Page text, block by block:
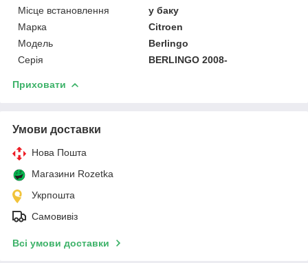
Місце встановлення
у баку
Марка
Citroen
Модель
Berlingo
Серія
BERLINGO 2008-
Приховати
Умови доставки
Нова Пошта
Магазини Rozetka
Укрпошта
Самовивіз
Всі умови доставки